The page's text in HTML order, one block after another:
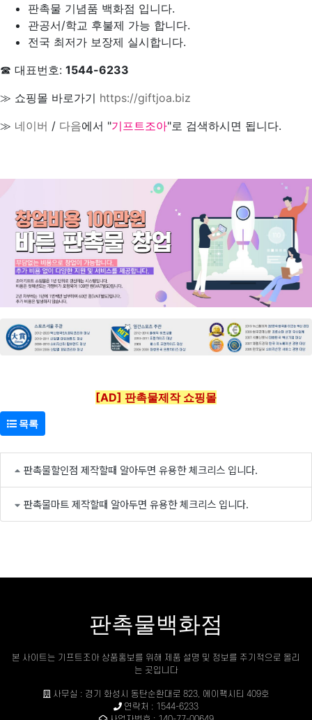
판촉물 기념품 백화점 입니다.
관공서/학교 후불제 가능 합니다.
전국 최저가 보장제 실시합니다.
☎ 대표번호: 1544-6233
≫ 쇼핑몰 바로가기 https://giftjoa.biz
≫ 네이버 / 다음에서 "기프트조아"로 검색하시면 됩니다.
[AD] 판촉물제작 쇼핑몰
목록
판촉물할인점 제작할때 알아두면 유용한 체크리스 입니다.
판촉물마트 제작할때 알아두면 유용한 체크리스 입니다.
판촉물백화점
본 사이트는 기프트조아 상품홍보를 위해 제품 설명 및 정보를 주기적으로 올리
는 곳입니다
사무실 : 경기 화성시 동탄순환대로 823, 에이팩시티 409호
연락처 : 1544-6233